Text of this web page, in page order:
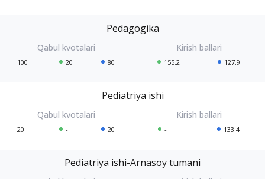
Pedagogika
100 20 80 155.2 127.9
Pediatriya ishi
20 - 20 - 133.4
Pediatriya ishi-Arnasoy tumani